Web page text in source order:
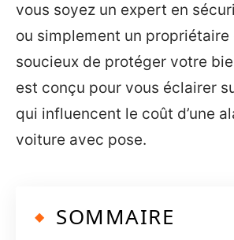
vous soyez un expert en
ou simplement un propriétaire
soucieux de protéger votre
est conçu pour vous éclairer
qui influencent le coût d’une
voiture avec pose.
SOMMAIRE